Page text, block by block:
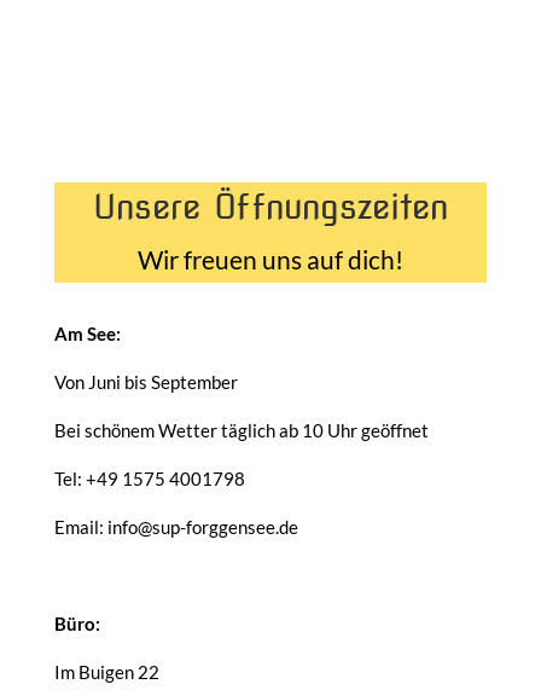
Unsere Öffnungszeiten
Wir freuen uns auf dich!
Am See:
Von Juni bis September
Bei schönem Wetter täglich ab 10 Uhr geöffnet
Tel: +49 1575 4001798
Email: info@sup-forggensee.de
Büro:
Im Buigen 22